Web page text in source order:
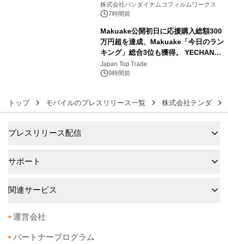
像『UNICORN GUNDAM Statue ―
BEYOND POSSIBILITY ―』を上映！
株式会社バンダイナムコフィルムワークス
7時間前
Makuake公開初日に応援購入総額300
万円超を達成、Makuake「今日のラン
キング」総合3位も獲得。 YECHAN音
浴シンギングボウル第2弾の大型サイ
ズ（XL・2XL・3XL）を先行販売中
Japan Top Trade
9時間前
トップ モバイルのプレスリリース一覧 株式会社テンダ
プレスリリース配信
サポート
関連サービス
• 運営会社
• パートナープログラム